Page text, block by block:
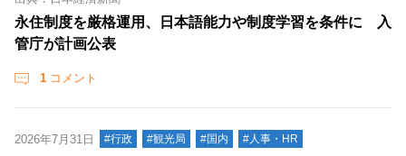
永住制度を厳格運用、日本語能力や制度学習を条件に 入
管庁が計画公表
1 コメント
2026年7月31日 #行政 #観光局 #国内 #人事・HR